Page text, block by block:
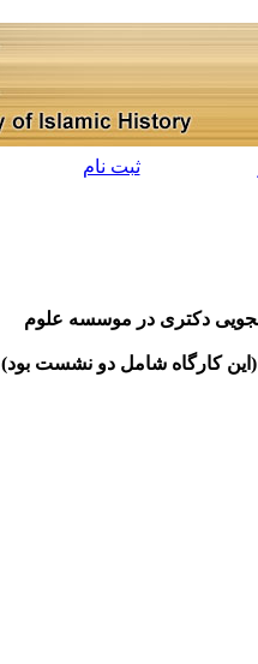
ثبت نام
دکتری در موسسه علوم
کارگاه شامل دو نشست بود)